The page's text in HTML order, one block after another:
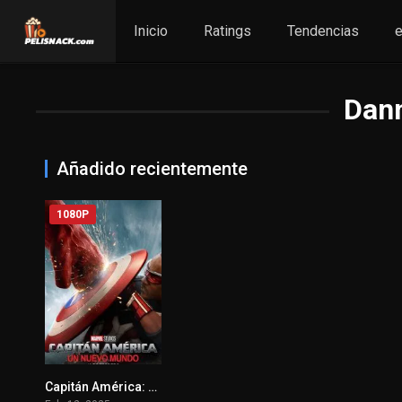
Inicio Ratings Tendencias
Añadido recientemente
0
1080P
Capitán América: Brave New World 2025